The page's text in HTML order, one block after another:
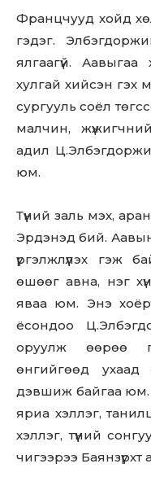
Францчууд хойд
гэдэг.
ялгаагүй.
хулгай хийсэн гэх
сургууль соёл
малчин,
адил
юм.
Түүний заль мэх,
Эрдэнэд бий.
үргэлжлүүлэх гэж
өшөөг авна, нэг
яваа юм. Энэ
ёсондоо
оруулж өөрөө
өнгийгөөд
дэвшиж байгаа юм.
яриа хэллэг,
хэллэг, түүний
чигээрээ